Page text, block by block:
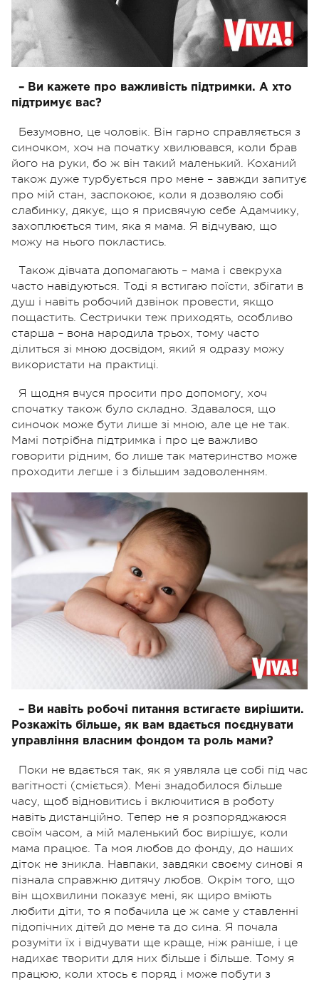
– Ви кажете про важливість підтримки. А хто
підтримує вас?
Безумовно, це чоловік. Він гарно справляється з
синочком, хоч на початку хвилювався, коли брав
його на руки, бо ж він такий маленький. Коханий
також дуже турбується про мене – завжди запитує
про мій стан, заспокоює, коли я дозволяю собі
слабинку, дякує, що я присвячую себе Адамчику
захоплюється тим, яка я мама. Я відчуваю, що
можу на нього покластись.
Також дівчата допомагають – мама і свекруха
часто навідуються. Тоді я встигаю поїсти, збігати в
душ і навіть робочий дзвінок провести, якщо
пощастить. Сестрички теж приходять, особливо
старша – вона народила трьох, тому часто
ділиться зі мною досвідом, який я одразу можу
використати на практиці.
Я щодня вчуся просити про допомогу, хоч
спочатку також було складно. Здавалося, що
синочок може бути лише зі мною, але це не так.
Мамі потрібна підтримка і про це важливо
говорити рідним, бо лише так материнство може
проходити легше і з більшим задоволенням.
– Ви навіть робочі питання встигаєте вирішити.
Розкажіть більше, як вам вдається поєднувати
управління власним фондом та роль мами?
Поки не вдається так, як я уявляла це собі під час
вагітності (сміється). Мені знадобилося більше
часу, щоб відновитись і включитися в роботу
навіть дистанційно. Тепер не я розпоряджаюся
своїм часом, а мій маленький бос вирішує, коли
мама працює. Та моя любов до фонду, до наших
діток не зникла. Навпаки, завдяки своєму синові я
пізнала справжню дитячу любов. Окрім того, що
він щохвилини показує мені, як щиро вміють
любити діти, то я побачила це ж саме у ставленні
підопічних дітей до мене та до сина. Я почала
розуміти їх і відчувати ще краще, ніж раніше, і це
надихає творити для них більше і більше. Тому я
працюю, коли хтось є поряд і може побути з